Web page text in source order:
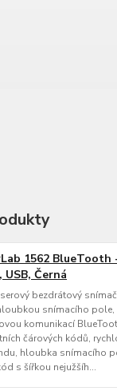
1562
USB, Černá
bezdrátový
snímacího pole,
komunikací
čárových kódů,
hloubka snímacího
s šířkou nejužšíh...